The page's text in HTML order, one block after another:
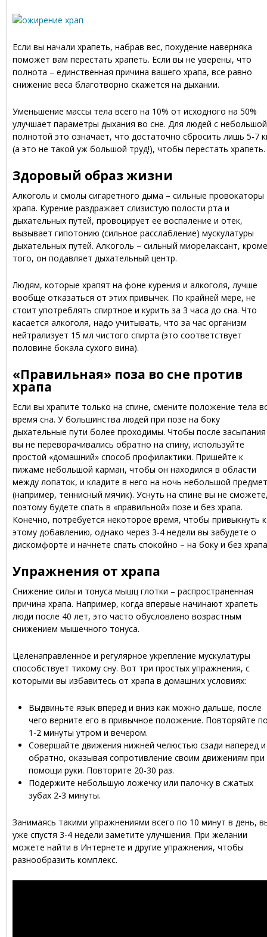
Если вы начали храпеть, набрав вес, похудение наверняка
поможет вам перестать храпеть. Если вы не уверены, что
полнота – единственная причина вашего храпа, все равно
снижение веса благотворно скажется на дыхании.
Уменьшение массы тела всего на 10% от исходного на 50%
улучшает параметры дыхания во сне. Для людей с небольшой
полнотой это означает, что достаточно сбросить лишь 5-7
(а это не такой уж большой труд!), чтобы перестать храпеть.
Здоровый образ жизни
Алкоголь и смолы сигаретного дыма – сильные провокаторы
храпа. Курение раздражает слизистую полости рта и
дыхательных путей, провоцирует ее воспаление и отек,
вызывает гипотонию (сильное расслабление) мускулатуры
дыхательных путей. Алкоголь – сильный миорелаксант, кроме
того, он подавляет дыхательный центр.
Людям, которые храпят на фоне курения и алкоголя, лучше
вообще отказаться от этих привычек. По крайней мере, не
стоит употреблять спиртное и курить за 3 часа до сна. Что
касается алкоголя, надо учитывать, что за час организм
нейтрализует 15 мл чистого спирта (это соответствует
половине бокала сухого вина).
«Правильная» поза во сне против
храпа
Если вы храпите только на спине, смените положение тела
время сна. У большинства людей при позе на боку
дыхательные пути более проходимы. Чтобы после засыпания
вы не переворачивались обратно на спину, используйте
простой «домашний» способ профилактики. Пришейте к
пижаме небольшой карман, чтобы он находился в области
между лопаток, и кладите в него на ночь небольшой предмет
(например, теннисный мячик). Уснуть на спине вы не
поэтому будете спать в «правильной» позе и без храпа.
Конечно, потребуется некоторое время, чтобы привыкнуть к
этому добавлению, однако через 3-4 недели вы забудете о
дискомфорте и начнете спать спокойно – на боку и без
Упражнения от храпа
Снижение силы и тонуса мышц глотки – распространенная
причина храпа. Например, когда впервые начинают храпеть
люди после 40 лет, это часто обусловлено возрастным
снижением мышечного тонуса.
Целенаправленное и регулярное укрепление мускулатуры
способствует тихому сну. Вот три простых упражнения, с
которыми вы избавитесь от храпа в домашних условиях:
Выдвиньте язык вперед и вниз как можно дальше, после
чего верните его в привычное положение. Повторяйте
1-2 минуты утром и вечером.
Совершайте движения нижней челюстью сзади наперед и
обратно, оказывая сопротивление своим движениям при
помощи руки. Повторите 20-30 раз.
Подержите небольшую ложечку или палочку в сжатых
зубах 2-3 минуты.
Занимаясь такими упражнениями всего по 10 минут в день,
уже спустя 3-4 недели заметите улучшения. При желании
можете найти в Интернете и другие упражнения, чтобы
разнообразить комплекс.